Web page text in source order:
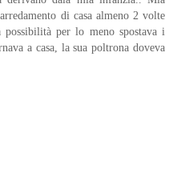
di casa almeno 2 volte
per lo meno spostava i
a casa, la sua poltrona doveva